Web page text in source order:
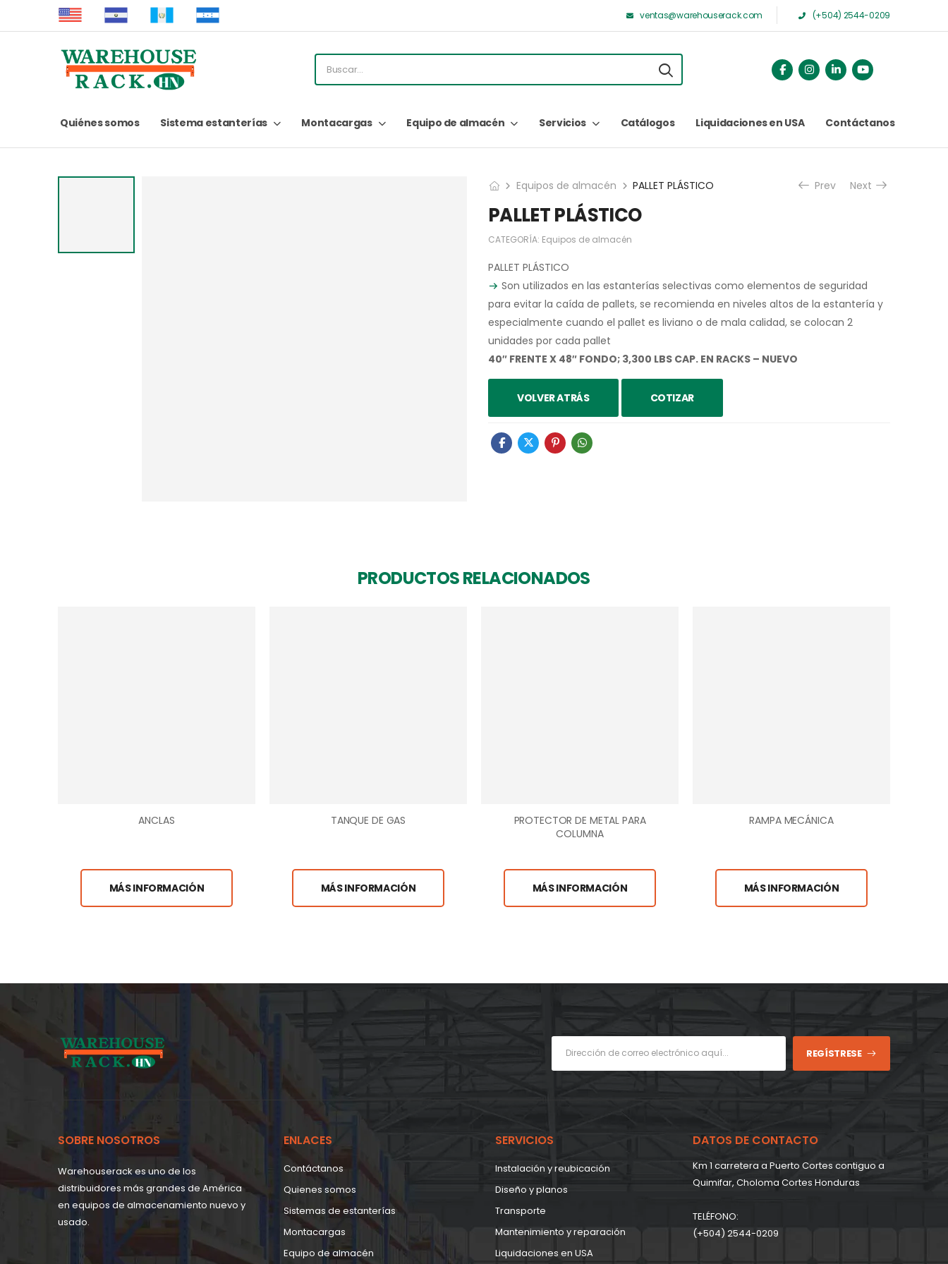
ventas@warehouserack.com (+504) 2544-0209
Quiénes somos Sistema estanterías Montacargas Equipo de almacén Servicios Catálogos Liquidaciones en USA Contáctanos
Equipos de almacén PALLET PLÁSTICO Prev Next
PALLET PLÁSTICO
CATEGORÍA: Equipos de almacén
PALLET PLÁSTICO
Son utilizados en las estanterías selectivas como elementos de seguridad
para evitar la caída de pallets, se recomienda en niveles altos de la estantería y
especialmente cuando el pallet es liviano o de mala calidad, se colocan 2
unidades por cada pallet
40″ FRENTE X 48″ FONDO; 3,300 LBS CAP. EN RACKS – NUEVO
VOLVER ATRÁS COTIZAR
PRODUCTOS RELACIONADOS
ANCLAS
MÁS INFORMACIÓN
TANQUE DE GAS
MÁS INFORMACIÓN
PROTECTOR DE METAL PARA
COLUMNA
MÁS INFORMACIÓN
RAMPA MECÁNICA
MÁS INFORMACIÓN
REGÍSTRESE
SOBRE NOSOTROS
Warehouserack es uno de los
distribuidores más grandes de América
en equipos de almacenamiento nuevo y
usado.
ENLACES
Contáctanos
Quienes somos
Sistemas de estanterías
Montacargas
Equipo de almacén
SERVICIOS
Instalación y reubicación
Diseño y planos
Transporte
Mantenimiento y reparación
Liquidaciones en USA
DATOS DE CONTACTO
Km 1 carretera a Puerto Cortes contiguo a
Quimifar, Choloma Cortes Honduras
TELÉFONO:
(+504) 2544-0209